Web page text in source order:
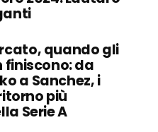
quando gli
finiscono: da
a Sanchez, i
più
Serie A